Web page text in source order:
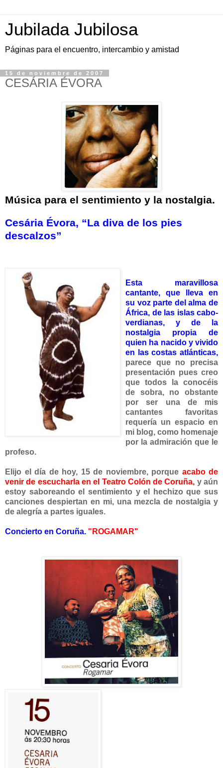
Jubilada Jubilosa
Páginas para el encuentro, intercambio y amistad
15 de noviembre de 2007
CESÁRIA ÉVORA
Música para el sentimiento y la nostalgia.
Cesária Évora, “La diva de los pies
descalzos”
Esta maravillosa
cantante, que lleva en
su voz parte del alma de
África, de las islas cabo-
verdianas, y de la
nostalgia propia de
quien ha nacido y vivido
en las costas atlánticas,
parece que no precisa
presentación pues creo
que todos la conocéis
de sobra, no obstante
por ser una de mis
cantantes favoritas
requería un espacio en
mi blog, como homenaje
por la admiración que le
profeso.
Elijo el día de hoy, 15 de noviembre, porque acabo de
venir de escucharla en el Teatro Colón de Coruña, y aún
estoy saboreando el sentimiento y el hechizo que sus
canciones despiertan en mi, una mezcla de nostalgia y
de alegría a partes iguales.
Concierto en Coruña. "ROGAMAR"